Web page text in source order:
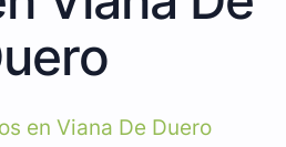
en Viana De Duero